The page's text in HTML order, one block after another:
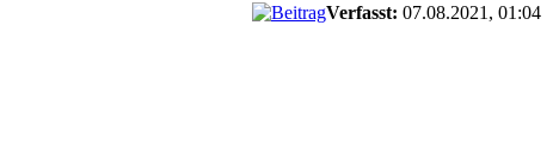
Verfasst: 07.08.2021, 01:04